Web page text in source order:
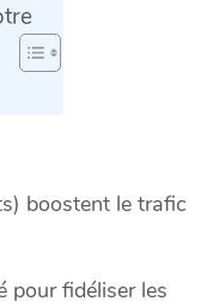
boostent le trafic
pour fidéliser les